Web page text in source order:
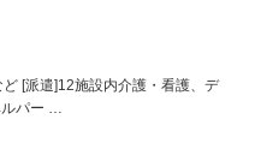
ど [派遣]12施設内介護・看護、デ
パー …